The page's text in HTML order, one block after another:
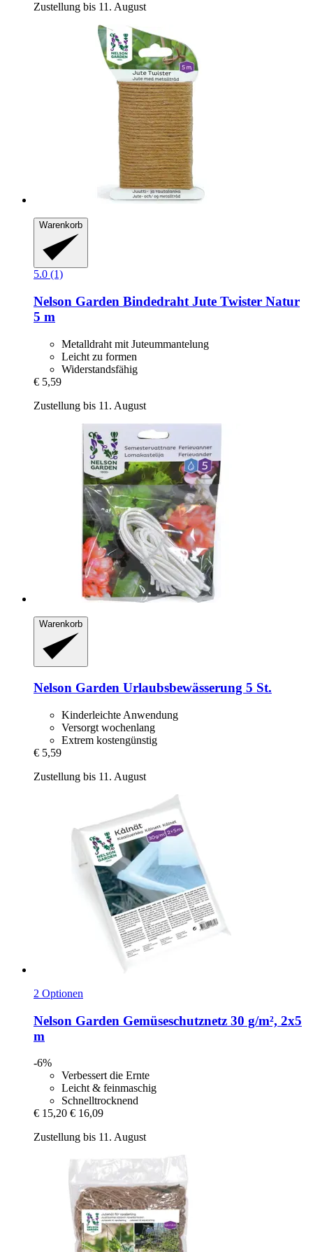
Zustellung bis 11. August
Warenkorb
5.0 (1)
Nelson Garden Bindedraht Jute Twister Natur
5 m
Metalldraht mit Juteummantelung
Leicht zu formen
Widerstandsfähig
€ 5,59
Zustellung bis 11. August
Warenkorb
Nelson Garden Urlaubsbewässerung 5 St.
Kinderleichte Anwendung
Versorgt wochenlang
Extrem kostengünstig
€ 5,59
Zustellung bis 11. August
2 Optionen
Nelson Garden Gemüseschutznetz 30 g/m², 2x5
m
-6%
Verbessert die Ernte
Leicht & feinmaschig
Schnelltrocknend
€ 15,20 € 16,09
Zustellung bis 11. August